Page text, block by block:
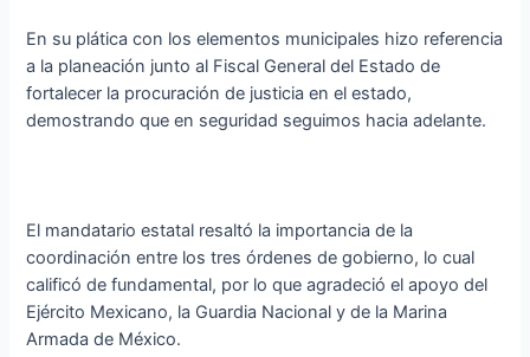
En su plática con los elementos municipales hizo referencia
a la planeación junto al Fiscal General del Estado de
fortalecer la procuración de justicia en el estado,
demostrando que en seguridad seguimos hacia adelante.
El mandatario estatal resaltó la importancia de la
coordinación entre los tres órdenes de gobierno, lo cual
calificó de fundamental, por lo que agradeció el apoyo del
Ejército Mexicano, la Guardia Nacional y de la Marina
Armada de México.